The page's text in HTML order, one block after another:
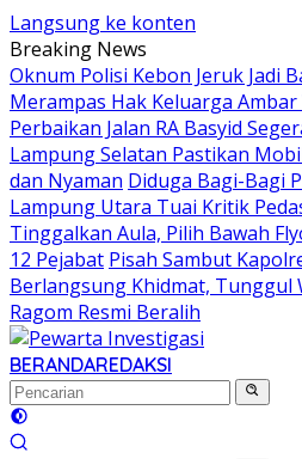
Langsung ke konten
Breaking News
Oknum Polisi Kebon Jeruk Jadi
Merampas Hak Keluarga
Perbaikan Jalan RA Basyid
Lampung Selatan Pastikan
dan Nyaman Diduga Bagi-Bagi
Lampung Utara Tuai Kritik
Tinggalkan Aula, Pilih Bawah
12 Pejabat Pisah Sambut
Berlangsung Khidmat, Tunggul
Ragom Resmi Beralih
BERANDAREDAKSI